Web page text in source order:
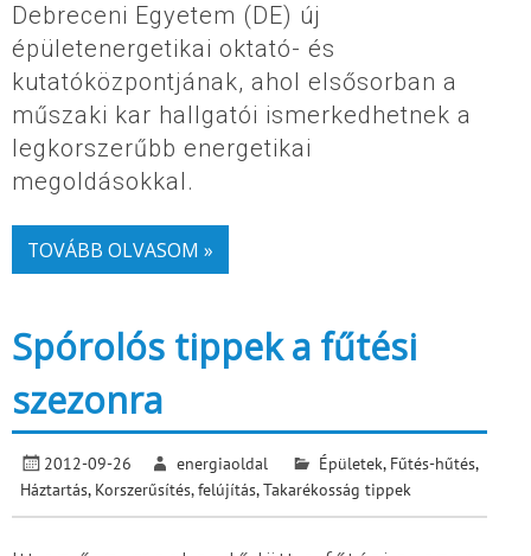
Debreceni Egyetem (DE) új
épületenergetikai oktató- és
kutatóközpontjának, ahol elsősorban a
műszaki kar hallgatói ismerkedhetnek a
legkorszerűbb energetikai
megoldásokkal.
TOVÁBB OLVASOM »
Spórolós tippek a fűtési
szezonra
2012-09-26 energiaoldal Épületek, Fűtés-hűtés,
Háztartás, Korszerűsítés, felújítás,Takarékosság tippek